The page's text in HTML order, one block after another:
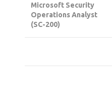
Microsoft Security
Operations Analyst
(SC-200)